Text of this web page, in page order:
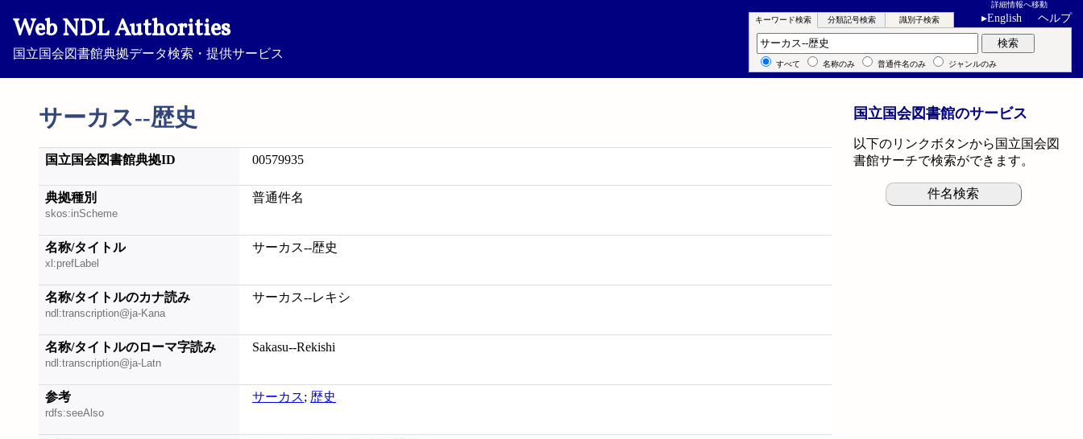
Web NDL Authorities
国立国会図書館典拠データ検索・提供サービス
詳細情報へ移動
▸English ヘルプ
サーカス--歴史
キーワード検索 分類記号検索 識別子検索
キーワード検索 検索
すべて 名称のみ 普通件名のみ ジャンルのみ
国立国会図書館典拠ID 00579935
典拠種別
skos:inScheme
普通件名
名称/タイトル
xl:prefLabel
サーカス--歴史
名称/タイトルのカナ読み
ndl:transcription@ja-Kana
サーカス--レキシ
名称/タイトルのローマ字読み
ndl:transcription@ja-Latn
Sakasu--Rekishi
参考
rdfs:seeAlso
サーカス; 歴史
国立国会図書館のサービス
以下のリンクボタンから国立国会図
書館サーチで検索ができます。
件名検索